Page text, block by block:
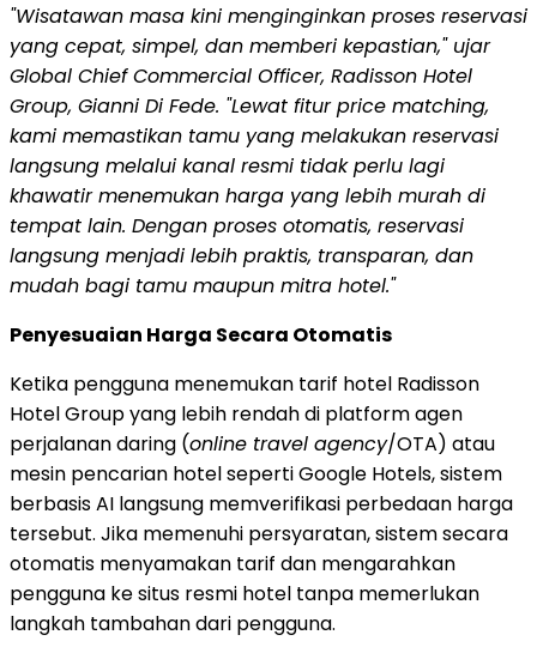
"Wisatawan masa kini menginginkan proses reservasi
yang cepat, simpel, dan memberi kepastian," ujar
Global Chief Commercial Officer, Radisson Hotel
Group, Gianni Di Fede. "Lewat fitur price matching,
kami memastikan tamu yang melakukan reservasi
langsung melalui kanal resmi tidak perlu lagi
khawatir menemukan harga yang lebih murah di
tempat lain. Dengan proses otomatis, reservasi
langsung menjadi lebih praktis, transparan, dan
mudah bagi tamu maupun mitra hotel."
Penyesuaian Harga Secara Otomatis
Ketika pengguna menemukan tarif hotel Radisson
Hotel Group yang lebih rendah di platform agen
perjalanan daring (online travel agency/OTA) atau
mesin pencarian hotel seperti Google Hotels, sistem
berbasis AI langsung memverifikasi perbedaan harga
tersebut. Jika memenuhi persyaratan, sistem secara
otomatis menyamakan tarif dan mengarahkan
pengguna ke situs resmi hotel tanpa memerlukan
langkah tambahan dari pengguna.